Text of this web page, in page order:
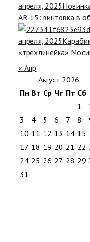
апреля, 2025
AR-15: винтовка в
апреля, 2025
«трехлинейка»
« Апр
Август 2026
Пн Вт Ср Чт Пт Сб
1
3
4 5 6 7 8
10 11 12 13 14 15
17 18 19 20 21 22
24 25 26 27 28 29
31